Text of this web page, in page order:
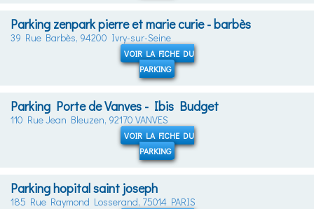
Parking zenpark pierre et marie curie - barbès
39 Rue Barbès, 94200 Ivry-sur-Seine
VOIR LA FICHE DU
PARKING
Parking Porte de Vanves - Ibis Budget
110 Rue Jean Bleuzen, 92170 VANVES
VOIR LA FICHE DU
PARKING
Parking hopital saint joseph
185 Rue Raymond Losserand, 75014 PARIS